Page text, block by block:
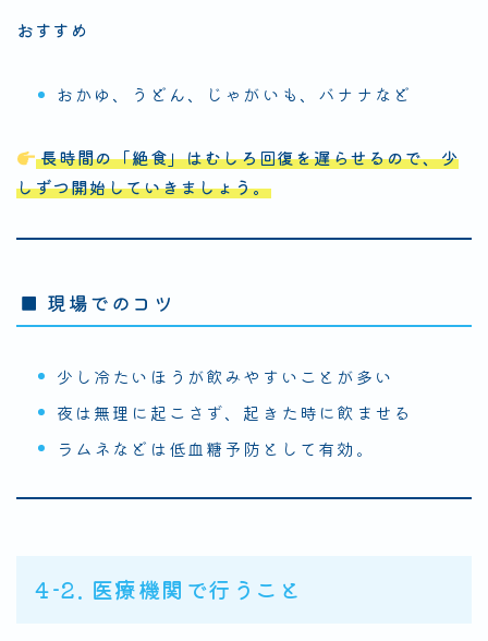
おすすめ
おかゆ、うどん、じゃがいも、バナナなど
長時間の「絶食」はむしろ回復を遅らせるので、少
しずつ開始していきましょう。
■ 現場でのコツ
少し冷たいほうが飲みやすいことが多い
夜は無理に起こさず、起きた時に飲ませる
ラムネなどは低血糖予防として有効。
4-2. 医療機関で行うこと